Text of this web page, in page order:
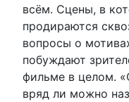
всём. Сцены, в
продираются
вопросы о
побуждают
фильме в целом.
вряд ли можно